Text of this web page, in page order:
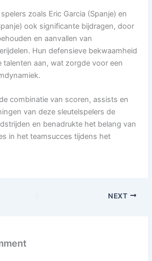
zoals Eric Garcia (Spanje) en
ook significante bijdragen, door
en aanvallen van
Hun defensieve bekwaamheid
talenten aan, wat zorgde voor een
combinatie van scoren, assists en
van deze sleutelspelers de
en benadrukte het belang van
in het teamsucces tijdens het
NEXT